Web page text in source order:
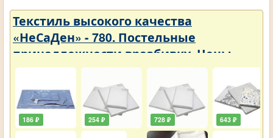
Текстиль высокого качества
«НеСаДен» - 780. Постельные
принадлежности вразбивку. Цены
упали
186 ₽ 254 ₽ 728 ₽ 643 ₽